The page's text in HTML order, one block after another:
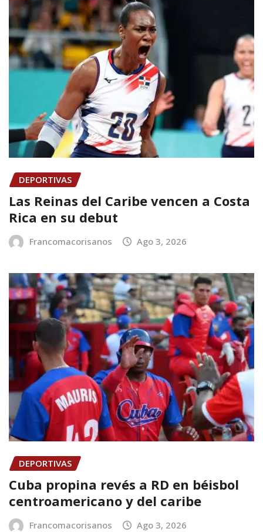
DEPORTIVAS
Las Reinas del Caribe vencen a Costa
Rica en su debut
Francomacorisanos Ago 3, 2026
DEPORTIVAS
Cuba propina revés a RD en béisbol
centroamericano y del caribe
Francomacorisanos Ago 3, 2026